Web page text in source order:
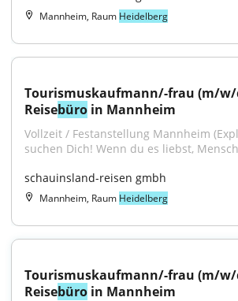
Mannheim, Raum Heidelberg
Tourismuskaufmann/-frau (m/
Reisebüro in Mannheim
Vollzeit / Festanstellung Mannheim
suchen Dich! Wenn du es liebst,
schauinsland-reisen gmbh
Mannheim, Raum Heidelberg
Tourismuskaufmann/-frau (m/
Reisebüro in Mannheim